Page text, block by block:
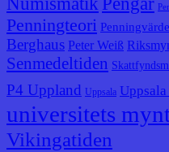
Penningteori
Berghaus Peter Weiß
Senmedeltiden
P4 Uppland Uppsala
universitets
Vikingatiden